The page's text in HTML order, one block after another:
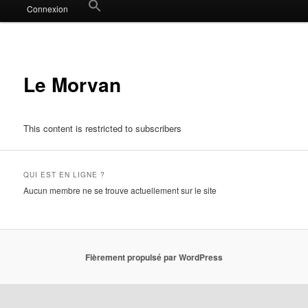
Connexion Search
Search Button
Le Morvan
This content is restricted to subscribers
QUI EST EN LIGNE ?
Aucun membre ne se trouve actuellement sur le site
Fièrement propulsé par WordPress